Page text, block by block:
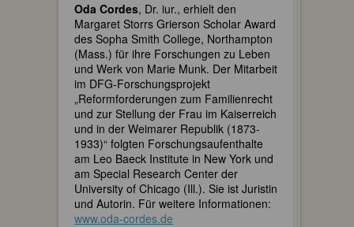
Oda Cordes, Dr. iur., erhielt den
Margaret Storrs Grierson Scholar Award
des Sopha Smith College, Northampton
(Mass.) für ihre Forschungen zu Leben
und Werk von Marie Munk. Der Mitarbeit
im DFG-Forschungsprojekt
„Reformforderungen zum Familienrecht
und zur Stellung der Frau im Kaiserreich
und in der Weimarer Republik (1873-
1933)“ folgten Forschungsaufenthalte
am Leo Baeck Institute in New York und
am Special Research Center der
University of Chicago (Ill.). Sie ist Juristin
und Autorin. Für weitere Informationen:
www.oda-cordes.de